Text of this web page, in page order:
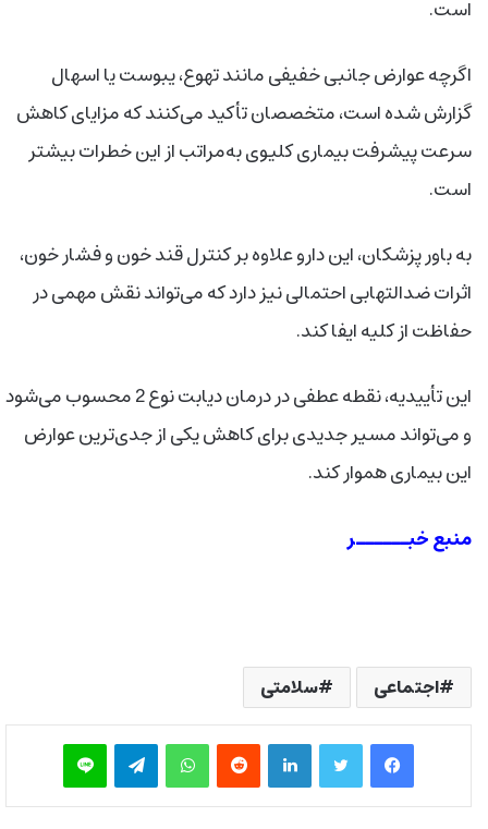
است.
اگرچه عوارض جانبی خفیفی مانند تهوع، یبوست یا اسهال
گزارش شده است، متخصصان تأکید می‌کنند که مزایای کاهش
سرعت پیشرفت بیماری کلیوی به‌مراتب از این خطرات بیشتر
است.
به باور پزشکان، این دارو علاوه بر کنترل قند خون و فشار خون،
اثرات ضدالتهابی احتمالی نیز دارد که می‌تواند نقش مهمی در
حفاظت از کلیه ایفا کند.
این تأییدیه، نقطه عطفی در درمان دیابت نوع 2 محسوب می‌شود
و می‌تواند مسیر جدیدی برای کاهش یکی از جدی‌ترین عوارض
این بیماری هموار کند.
منبع خبــــــر
اجتماعی سلامتی
فیس بوک توییتر لینکدین‫رددیت واتس آپ تلگرام لاین